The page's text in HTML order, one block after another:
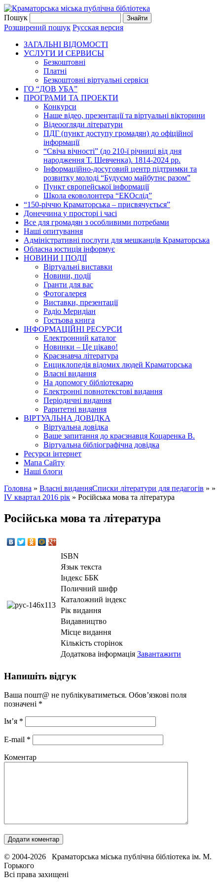
Пошук
Розширений пошук Русская версия
ЗАГАЛЬНI ВIДОМОСТI
УСЛУГИ И СЕРВИСЫ
Безкоштовнi
Платні
Безкоштовні віртуальні сервіси
ГО “ДОВ УБА”
ПРОГРАМИ ТА ПРОЕКТИ
Конкурси
Наше відео, презентації та віртуальні вікторини
Відеоогляди літератури
ПДГ (пункт доступу громадян) до офіційної
інформації
“Свіча вічності” (до 210-ї річниці від дня
народження Т. Шевченка). 1814-2024 рр.
Інформаційно-досуговий центр підтримки та
розвитку молоді “Будуємо майбутнє разом”
Пункт європейської інформації
Школа ековолонтера “ЕКОслід”
“150-річчю Краматорська – присвячується”
Донеччина у просторі і часі
Все для громадян з особливими потребами
Наші опитування
Адміністративні послуги для мешканців Краматорська
Обласна юстиція інформує
НОВИНИ I ПОДIЇ
Вiртуальнi виставки
Новини, подiї
Гранти для вас
Фотогалерея
Виставки, презентації
Радіо Меридіан
Гостьова книга
IНФОРМАЦIЙНI РЕСУРСИ
Електронний каталог
Новинки – Це цiкаво!
Краєзнавча література
Енциклопедія відомих людей Краматорська
Власнi видання
На допомогу бібліотекарю
Електронні повнотекстові видання
Періодичні видання
Раритетні видання
ВIРТУАЛЬНА ДОВIДКА
Вiртуальна довiдка
Ваше запитання до краєзнавця Коцаренка В.
Вiртуальна бiблiографiчна довiдка
Ресурси інтернет
Мапа Сайту
Наші блоги
Головна » Власнi виданняСписки літератури для педагогів » »
IV квартал 2016 рік » Російська мова та література
Російська мова та література
ISBN
Язык текста
Iндекс ББК
Поличний шифр
Каталожний індекс
Рік видання
Видавництво
Місце видання
Кількість сторінок
Додаткова інформація Завантажити
Напишіть відгук
Ваша пошт@ не публікуватиметься. Обов’язкові поля
позначені *
Ім’я *
E-mail *
Коментар
© 2004-2026 Краматорська міська публічна бібліотека ім. М.
Горького
Всі права захищені